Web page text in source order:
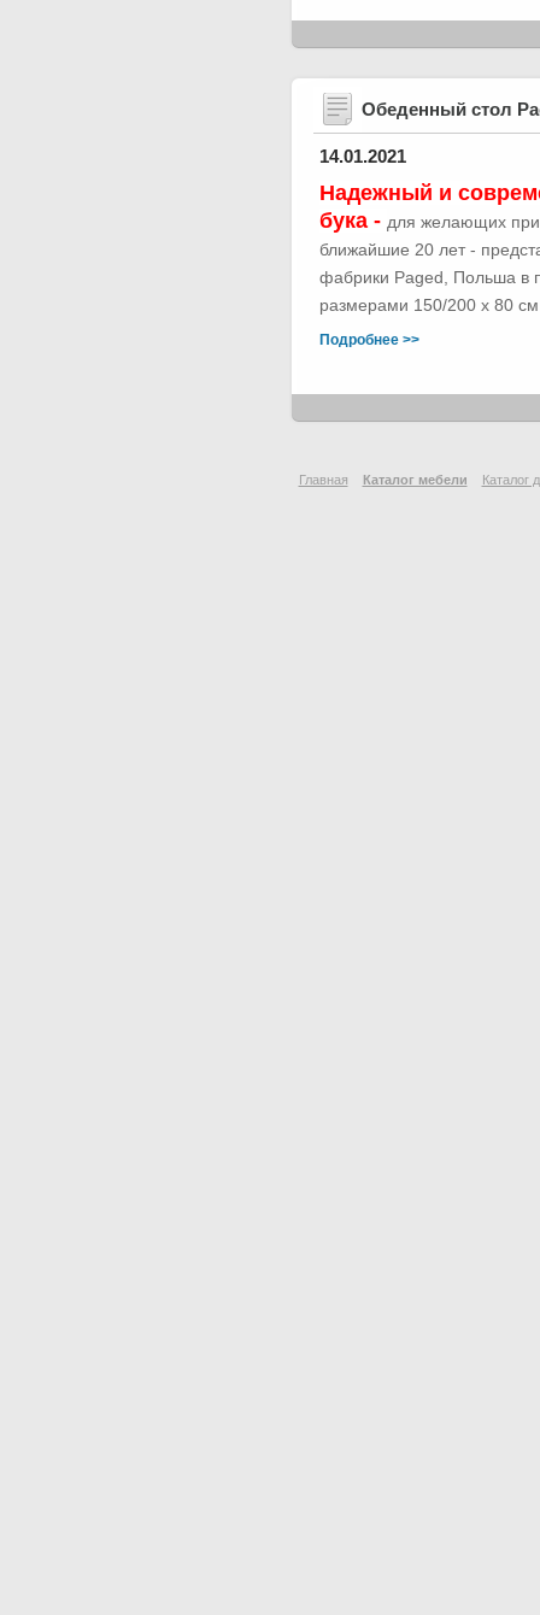
Обеденный стол
14.01.2021
Надежный и
бука - для желающих
ближайшие 20 лет -
фабрики Paged, Польша в
размерами 150/200 х 80
Подробнее >>
Главная Каталог мебели Каталог